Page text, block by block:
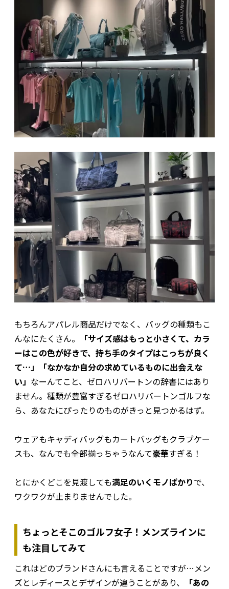
もちろんアパレル商品だけでなく、バッグの種類もこ
んなにたくさん。
「サイズ感はもっと小さくて、カラ
ーはこの色が好きで、持ち手のタイプはこっちが良く
て…」「なかなか自分の求めているものに出会えな
い」 なーんてこと、ゼロハリバートンの辞書にはあり
ません。種類が豊富すぎるゼロハリバートンゴルフな
ら、あなたにぴったりのものがきっと見つかるはず。
ウェアもキャディバッグもカートバッグもクラブケー
スも、なんでも全部揃っちゃうなんて豪華すぎる！
とにかくどこを見渡しても満足のいくモノばかりで、
ワクワクが止まりませんでした。
ちょっとそこのゴルフ女子！メンズラインに
も注目してみて
これはどのブランドさんにも言えることですが…メン
ズとレディースとデザインが違うことがあり、
「あの